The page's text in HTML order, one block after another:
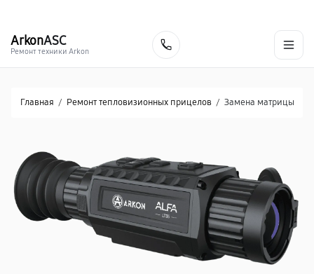
ArkonASC
Ремонт техники Arkon
Главная / Ремонт тепловизионных прицелов / Замена матрицы